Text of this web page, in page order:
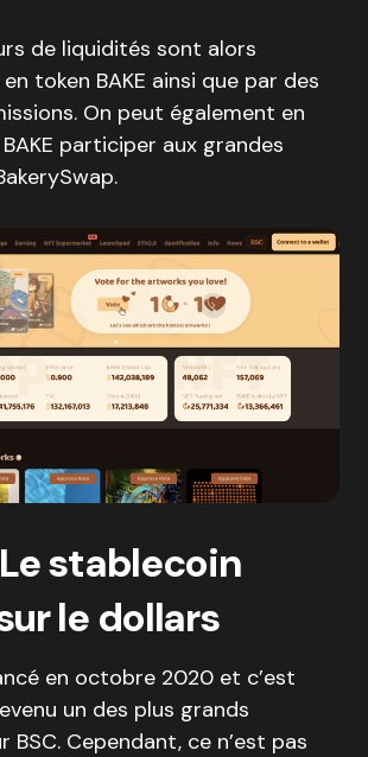
de liquidités sont alors
token BAKE ainsi que par des
On peut également en
participer aux grandes
stablecoin
le dollars
en octobre 2020 et c’est
un des plus grands
BSC. Cependant, ce n’est pas